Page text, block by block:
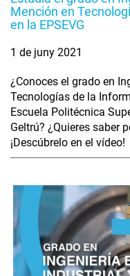
Mención en
en la EPSEVG
1 de juny 2021
¿Conoces el grado en
Tecnologías de la
Escuela Politécnica
Geltrú? ¿Quieres saber
¡Descúbrelo en el vídeo!